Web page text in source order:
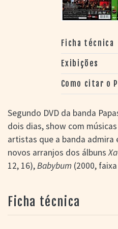
Ficha técnica
Exibições
Como citar o
Segundo DVD da banda
dois dias, show com
artistas que a banda admira
novos arranjos dos álbuns
12, 16),Babybum (2000,
Ficha técnica